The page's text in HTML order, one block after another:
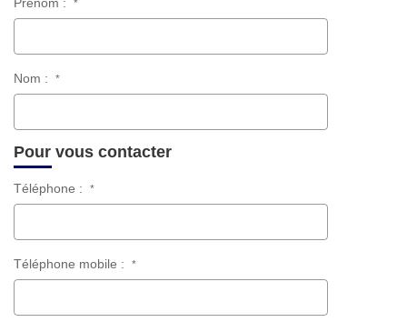
*
Nom : *
Pour vous contacter
Téléphone : *
Téléphone mobile : *